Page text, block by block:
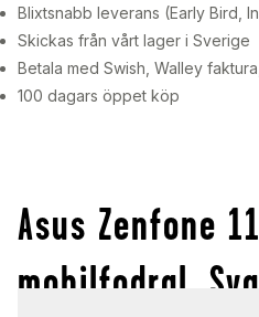
Blixtsnabb leverans (Early Bird,
Skickas från vårt lager i Sverige
Betala med Swish, Walley
100 dagars öppet köp
Asus Zenfone
mobilfodral,